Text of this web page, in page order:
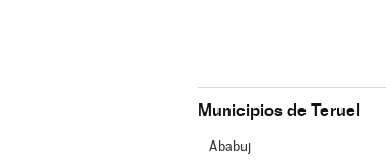
Municipios de Teruel
Ababuj